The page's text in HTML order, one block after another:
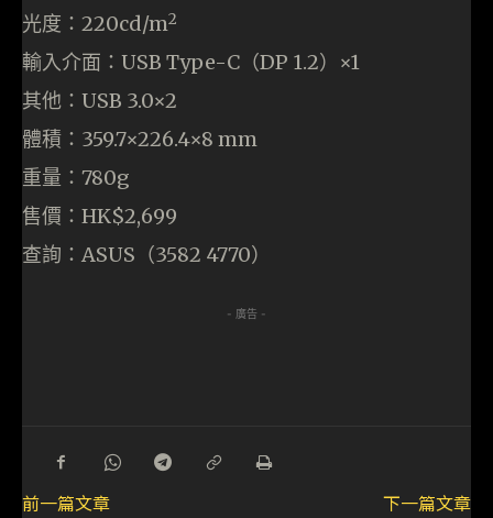
光度：220cd/m2
輸入介面：USB Type-C（DP 1.2）×1
其他：USB 3.0×2
體積：359.7×226.4×8 mm
重量：780g
售價：HK$2,699
查詢：ASUS（3582 4770）
- 廣告 -
前一篇文章
下一篇文章